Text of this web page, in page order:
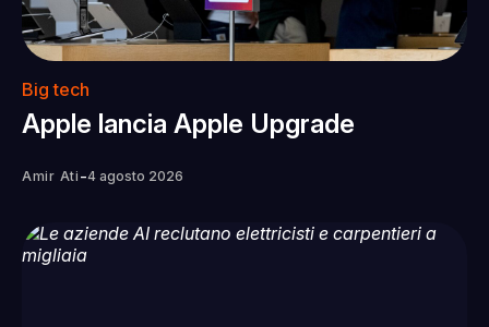
Big tech
Apple lancia Apple Upgrade
Amir Ati -4 agosto 2026